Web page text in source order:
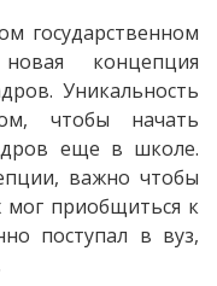
государственном
концепция
Уникальность
чтобы начать
еще в школе.
важно чтобы
мог приобщиться к
поступал в вуз,